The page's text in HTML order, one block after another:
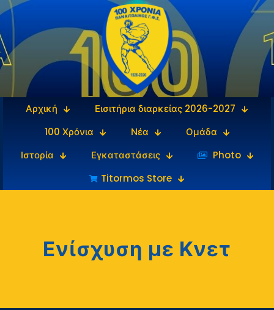
Αρχική
Εισιτήρια διαρκείας 2026-2027
100 Χρόνια
Νέα
Ομάδα
Ιστορία
Εγκαταστάσεις
‎‏‏‎ ‎Photo
Titormos Store
Ενίσχυση με Κνετ